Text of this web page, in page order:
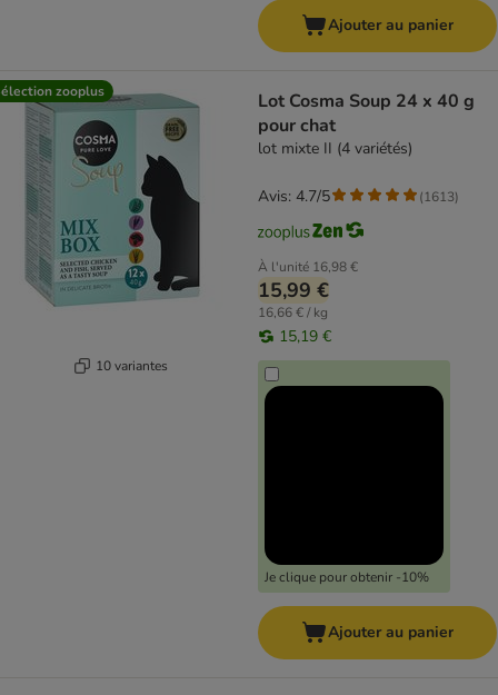
Ajouter au panier
zooplus
10 variantes
Lot Cosma Soup 24 x 40 g
pour chat
lot mixte II (4 variétés)
À l'unité 16,98 €
15,99 €
16,66 € / kg
15,19 €
Je clique pour obtenir -10%
Avis: 4.7/5 (1613)
Ajouter au panier